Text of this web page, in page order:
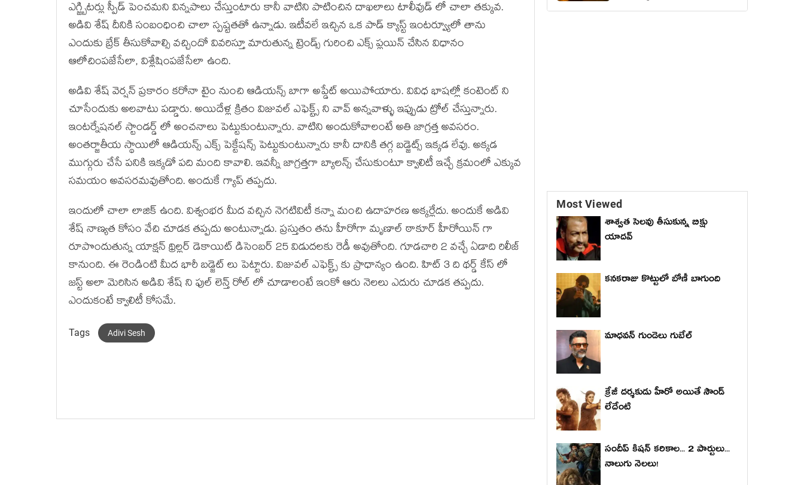
ఎగ్జ్బిటర్లు స్పీడ్ పెంచమని విన్నపాలు చేస్తుంటారు కానీ వాటిని పాటించిన దాఖలాలు టాలీవుడ్ లో చాలా తక్కువ.
అడివి శేష్ దీనికి సంబంధించి చాలా స్పష్టతతో ఉన్నాడు. ఇటీవలే ఇచ్చిన ఒక పాడ్ క్యాస్ట్ ఇంటర్వ్యూలో తాను
ఎందుకు బ్రేక్ తీసుకోవాల్సి వచ్చిందో వివరిస్తూ మారుతున్న ట్రెండ్స్ గురించి ఎక్స్ ప్లయిన్ చేసిన విధానం
ఆలోచింపజేసేలా, విశ్లేషింపజేసేలా ఉంది.
అడివి శేష్ వెర్షన్ ప్రకారం కరోనా టైం నుంచి ఆడియన్స్ బాగా అప్డేట్ అయిపోయారు. వివిధ భాషల్లో కంటెంట్ ని
చూసేందుకు అలవాటు పడ్డారు. అయిదేళ్ల క్రితం విజువల్ ఎఫెక్ట్స్ ని వావ్ అన్నవాళ్ళు ఇప్పుడు ట్రోల్ చేస్తున్నారు.
ఇంటర్నేషనల్ స్టాండర్డ్ లో అంచనాలు పెట్టుకుంటున్నారు. వాటిని అందుకోవాలంటే అతి జాగ్రత్త అవసరం.
అంతర్జాతీయ స్థాయిలో ఆడియన్స్ ఎక్స్ పెక్టేషన్స్ పెట్టుకుంటున్నారు కానీ దానికి తగ్గ బడ్జెట్స్ ఇక్కడ లేవు. అక్కడ
ముగ్గురు చేసే పనికి ఇక్కడో పది మంది కావాలి. ఇవన్నీ జాగ్రత్తగా బ్యాలన్స్ చేసుకుంటూ క్వాలిటీ ఇచ్చే క్రమంలో ఎక్కువ
సమయం అవసరమవుతోంది. అందుకే గ్యాప్ తప్పదు.
ఇందులో చాలా లాజిక్ ఉంది. విశ్వంభర మీద వచ్చిన నెగటివిటీ కన్నా మంచి ఉదాహరణ అక్కర్లేదు. అందుకే అడివి
శేష్ నాణ్యత కోసం వేచి చూడక తప్పదు అంటున్నాడు. ప్రస్తుతం తను హీరోగా మృణాల్ ఠాకూర్ హీరోయిన్ గా
రూపొందుతున్న యాక్షన్ థ్రిల్లర్ డెకాయిట్ డిసెంబర్ 25 విడుదలకు రెడీ అవుతోంది. గూడచారి 2 వచ్చే ఏడాది రిలీజ్
కానుంది. ఈ రెండింటి మీద భారీ బడ్జెట్ లు పెట్టారు. విజువల్ ఎఫెక్ట్స్ కు ప్రాధాన్యం ఉంది. హిట్ 3 ది థర్డ్ కేస్ లో
జస్ట్ అలా మెరిసిన అడివి శేష్ ని ఫుల్ లెన్త్ రోల్ లో చూడాలంటే ఇంకో ఆరు నెలలు ఎదురు చూడక తప్పదు.
ఎందుకంటే క్వాలిటీ కోసమే.
Tags Adivi Sesh
Most Viewed
శాశ్వత సెలవు తీసుకున్న బిక్షు
యాదవ్
కనకరాజు కొట్టులో బోణీ బాగుంది
మాధ‌వ‌న్ గుండెలు గుబేల్‌
క్రేజీ దర్శకుడు హీరో అయితే సౌండ్
లేదేంటి
సందీప్ కిషన్ కరికాల... 2 పార్టులు...
నాలుగు నెలలు!